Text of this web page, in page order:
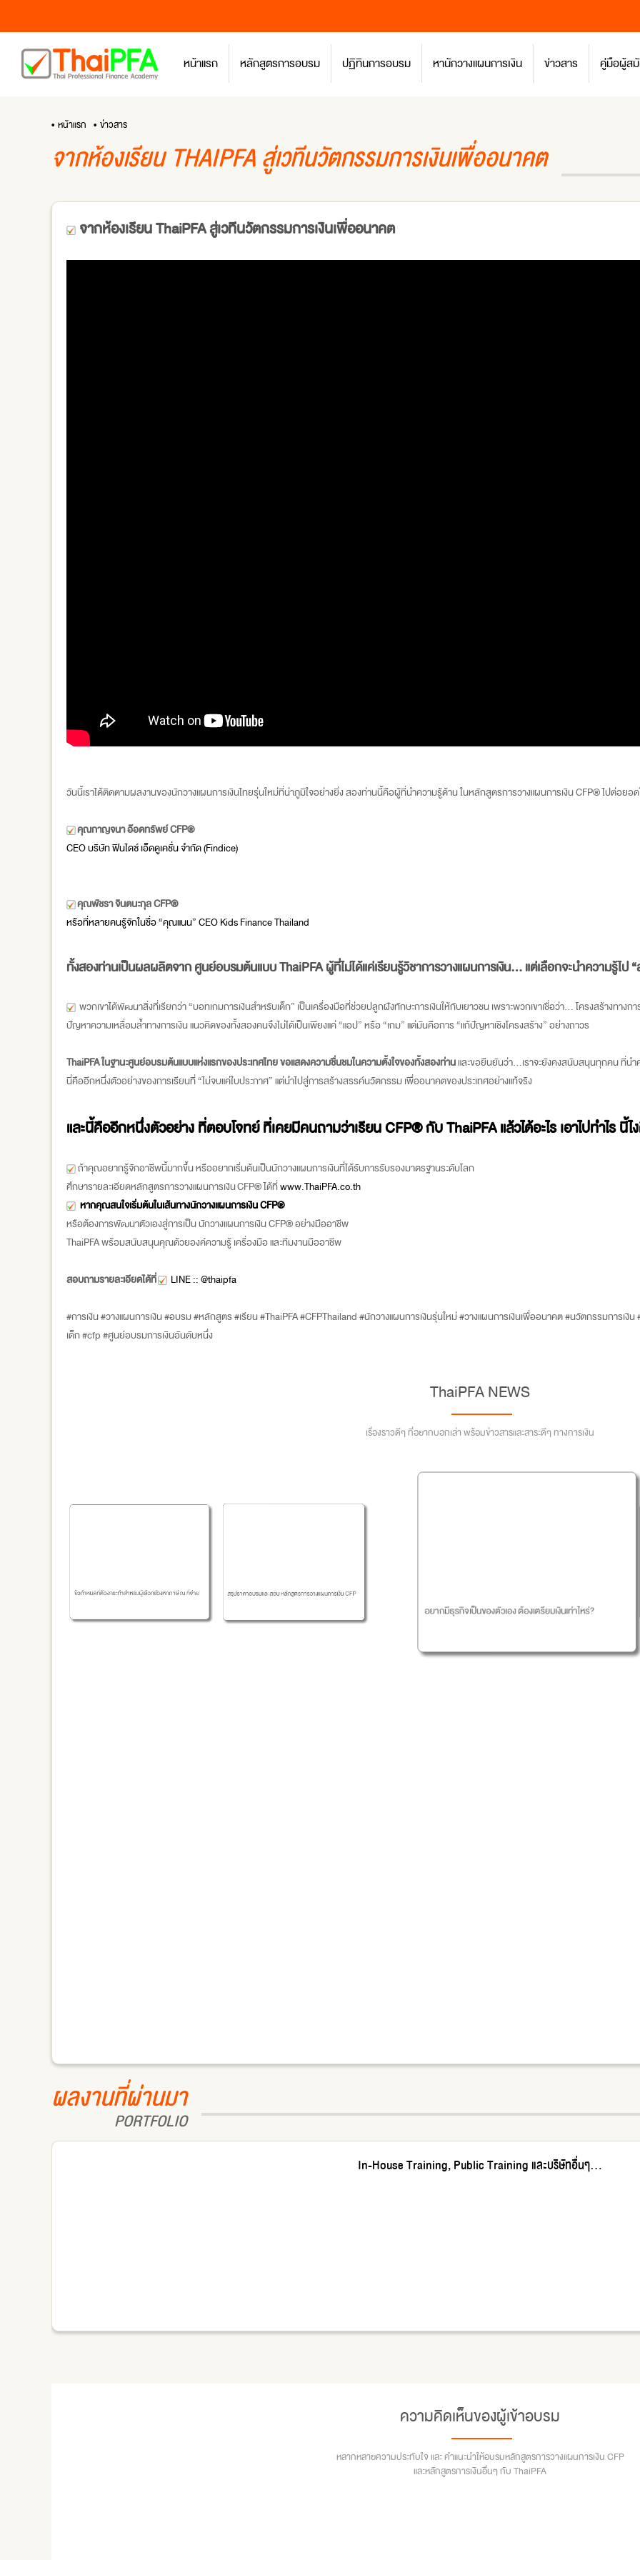
หน้าแรก หลักสูตรการอบรม ปฏิทินการอบรม หานักวางแผนการเงิน ข่าวสาร คู่มือผู้ส
• หน้าแรก • ข่าวสาร
จากห้องเรียน THAIPFA สู่เวทีนวัตกรรมการเงินเพื่ออนาคต
จากห้องเรียน ThaiPFA สู่เวทีนวัตกรรมการเงินเพื่ออนาคต
วันนี้เราได้ติดตามผลงานของนักวางแผนการเงินไทยรุ่นใหม่ที่น่าภูมิใจอย่างยิ่ง สองท่านนี้คือผู้ที่นำความรู้ด้าน ในหลักสูตรการวางแผนการเงิน CFP® ไปต่อยอ
คุณกาญจนา อ๊อดทรัพย์ CFP®
CEO บริษัท ฟินไดซ์ เอ็ดดูเคชั่น จำกัด (Findice)
คุณพัชรา จินตนะกุล CFP®
หรือที่หลายคนรู้จักในชื่อ “คุณแนน” CEO Kids Finance Thailand
ทั้งสองท่านเป็นผลผลิตจาก ศูนย์อบรมต้นแบบ ThaiPFA ผู้ที่ไม่ได้แค่เรียนรู้วิชาการวางแผนการเงิน… แต่เลือกจะนำความรู้ไป
พวกเขาได้พัฒนาสิ่งที่เรียกว่า “บอทเกมการเงินสำหรับเด็ก” เป็นเครื่องมือที่ช่วยปลูกฝังทักษะการเงินให้กับเยาวชน เพราะพวกเขาเชื่อว่า… โครงสร้างทาง
ปัญหาความเหลื่อมล้ำทางการเงิน แนวคิดของทั้งสองคนจึงไม่ได้เป็นเพียงแค่ “แอป” หรือ “เกม” แต่มันคือการ “แก้ปัญหาเชิงโครงสร้าง” อย่างถาวร
ThaiPFA ในฐานะศูนย์อบรมต้นแบบแห่งแรกของประเทศไทย ขอแสดงความชื่นชมในความตั้งใจของทั้งสองท่านและขอยืนยันว่า…เราจะยังคงสนับสนุนทุกคน ที่นำ
นี่คืออีกหนึ่งตัวอย่างของการเรียนที่ “ไม่จบแค่ใบประกาศ” แต่นำไปสู่การสร้างสรรค์นวัตกรรม เพื่ออนาคตของประเทศอย่างแท้จริง
และนี้คืออีกหนึ่งตัวอย่าง ที่ตอบโจทย์ ที่เคยมีคนถามว่าเรียน CFP® กับ ThaiPFA แล้วได้อะไร เอาไปทำไร นี้
ถ้าคุณอยากรู้จักอาชีพนี้มากขึ้น หรืออยากเริ่มต้นเป็นนักวางแผนการเงินที่ได้รับการรับรองมาตรฐานระดับโลก
ศึกษารายละเอียดหลักสูตรการวางแผนการเงิน CFP® ได้ที่www.ThaiPFA.co.th
หากคุณสนใจเริ่มต้นในเส้นทางนักวางแผนการเงิน CFP®
หรือต้องการพัฒนาตัวเองสู่การเป็น นักวางแผนการเงิน CFP® อย่างมืออาชีพ
ThaiPFA พร้อมสนับสนุนคุณด้วยองค์ความรู้ เครื่องมือ และทีมงานมืออาชีพ
สอบถามรายละเอียดได้ที่ LINE :: @thaipfa
#การเงิน #วางแผนการเงิน #อบรม #หลักสูตร #เรียน #ThaiPFA #CFPThailand #นักวางแผนการเงินรุ่นใหม่ #วางแผนการเงินเพื่ออนาคต #นวัตกรรมการเ
เด็ก #cfp #ศูนย์อบรมการเงินอันดับหนึ่ง
ThaiPFA NEWS
เรื่องราวดีๆ ที่อยากบอกเล่า พร้อมข่าวสารและสาระดีๆ ทางการเงิน
ข้อกำหนดที่ต้องกระทำสำหรับผู้เลือกช่องหักภาษี ณ ที่จ่าย สรุปราคาอบรมและสอบ หลักสูตรการวางแผนการเงิน CFP
อยากมีธุรกิจเป็นของตัวเอง ต้องเตรียมเงินเท่าไหร่?
ผลงานที่ผ่านมา
PORTFOLIO
In-House Training, Public Training และบริษัทอื่นๆ...
ความคิดเห็นของผู้เข้าอบรม
หลากหลายความประทับใจ และ คำแนะนำให้อบรมหลักสูตรการวางแผนการเงิน CFP
และหลักสูตรการเงินอื่นๆ กับ ThaiPFA